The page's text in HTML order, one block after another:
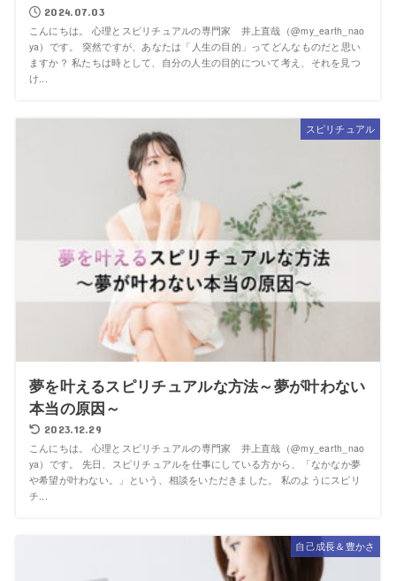
2024.07.03
こんにちは。 心理とスピリチュアルの専門家 井上直哉（@my_earth_nao
ya）です。 突然ですが、あなたは「人生の目的」ってどんなものだと思い
ますか？ 私たちは時として、自分の人生の目的について考え、それを見つ
け...
スピリチュアル
夢を叶えるスピリチュアルな方法～夢が叶わない
本当の原因～
2023.12.29
こんにちは。 心理とスピリチュアルの専門家 井上直哉（@my_earth_nao
ya）です。 先日、スピリチュアルを仕事にしている方から、「なかなか夢
や希望が叶わない。」という、相談をいただきました。 私のようにスピリ
チ...
自己成長＆豊かさ